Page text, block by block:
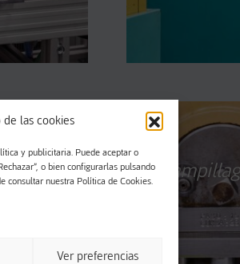
las cookies
y publicitaria. Puede aceptar o
o bien configurarlas pulsando
consultar nuestra Política de Cookies.
Ver preferencias